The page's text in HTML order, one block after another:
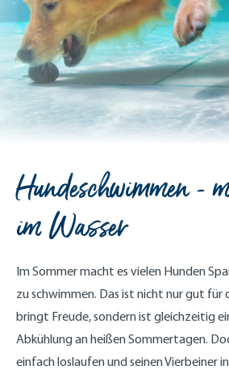
Hundeschwimmen -
im Wasser
Im Sommer macht es vielen Hunden
zu schwimmen. Das ist nicht nur gut für
bringt Freude, sondern ist gleichzeitig
Abkühlung an heißen Sommertagen.
einfach loslaufen und seinen Vierbeiner